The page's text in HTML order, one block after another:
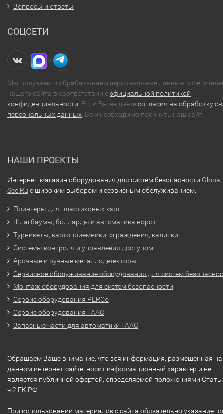
Вопросы и ответы
СОЦСЕТИ
Мы получаем и обрабатываем персональные данные
нашего сайта в соответствии софициальной политикой
конфиденциальности . Если Вы не даетесогласия на обработку
персональных данных , Вам необходимо покинуть наш сайт.
НАШИ ПРОЕКТЫ
Интернет-магазин оборудования для систем безопасности Global-
Sec.Ru с широким выбором и сервисным обслуживанием.
Принтеры для пластиковых карт
Шлагбаумы, болларды и автоматика ворот
Турникеты, картоприемники, ограждения, калитки
Системы контроля и управления доступом
Арочные и ручные металлодетекторы
Сервисное обслуживание оборудования для систем
Монтаж оборудования для систем безопасности
Сервис оборудования PERCo
Сервис оборудования FAAC
Запасные части для автоматики FAAC
Обращаем Ваше внимание, что вся информация, размещенная на
данном интернет-сайте, носит информационный характер и не
является публичной офертой, определяемой положениями
ч.2 ГК РФ.
При использовании материалов с сайта обязательно указание